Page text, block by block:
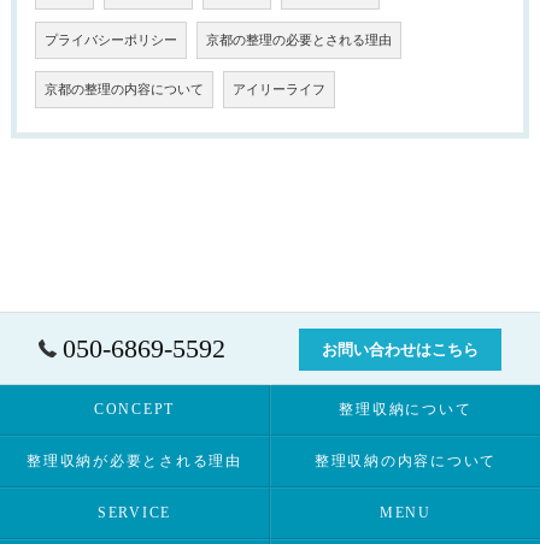
プライバシーポリシー 京都の整理の必要とされる理由
京都の整理の内容について アイリーライフ
050-6869-5592 お問い合わせはこちら
CONCEPT 整理収納について
整理収納が必要とされる理由 整理収納の内容について
SERVICE MENU